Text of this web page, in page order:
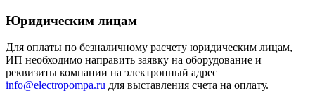
Юридическим лицам
Для оплаты по безналичному расчету юридическим лицам,
ИП необходимо направить заявку на оборудование и
реквизиты компании на электронный адрес
info@electropompa.ru для выставления счета на оплату.